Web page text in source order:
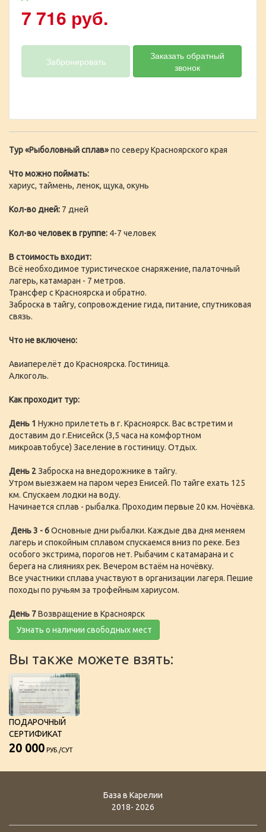
7 716 руб.
Забронировать
Заказать обратный
звонок
Тур «Рыболовный сплав»по северу Красноярского края
Что можно поймать:
хариус, таймень, ленок, щука, окунь
Кол-во дней: 7 дней
Кол-во человек в группе: 4-7 человек
В стоимость входит:
Всё необходимое туристическое снаряжение, палаточный
лагерь, катамаран - 7 метров.
Трансфер с Красноярска и обратно.
Заброска в тайгу, сопровождение гида, питание, спутниковая
связь.
Что не включено:
Авиаперелёт до Красноярска. Гостиница.
Алкоголь.
Как проходит тур:
День 1 Нужно прилететь в г. Красноярск. Вас встретим и
доставим до г.Енисейск (3,5 часа на комфортном
микроавтобусе) Заселение в гостиницу. Отдых.
День 2Заброска на внедорожнике в тайгу.
Утром выезжаем на паром через Енисей. По тайге ехать 125
км. Спускаем лодки на воду.
Начинается сплав - рыбалка. Проходим первые 20 км. Ночёвка.
День 3 - 6Основные дни рыбалки. Каждые два дня меняем
лагерь и спокойным сплавом спускаемся вниз по реке. Без
особого экстрима, порогов нет. Рыбачим с катамарана и с
берега на слияниях рек. Вечером встаём на ночёвку.
Все участники сплава участвуют в организации лагеря. Пешие
походы по ручьям за трофейным хариусом.
День 7Возвращение в Красноярск
Узнать о наличии свободных мест
Вы также можете взять:
ПОДАРОЧНЫЙ
СЕРТИФИКАТ
20 000 РУБ./СУТ
База в Карелии
2018- 2026